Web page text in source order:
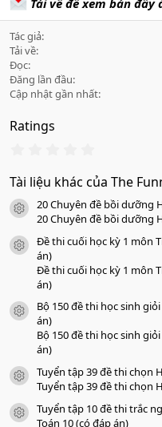
Tải về để xem bản
Tác giả
Tải về
Đọc
Đăng lần đầu
Cập nhật gần nhất
Ratings
0
0
s
a
o
Tài liệu khác của The
icon tài liệu
20 Chuyên đề bồi dưỡng
20 Chuyên đề bồi dưỡng
icon tài liệu
Đề thi cuối học kỳ 1 môn
án)
Đề thi cuối học kỳ 1 môn
án)
icon tài liệu
Bộ 150 đề thi học sinh
án)
Bộ 150 đề thi học sinh
án)
icon tài liệu
Tuyển tập 39 đề thi chọn
Tuyển tập 39 đề thi chọn
icon tài liệu
Tuyển tập 10 đề thi trắc
Toán 10 (có đáp án)